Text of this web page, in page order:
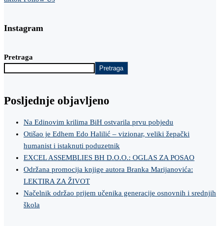
Instagram
Pretraga
Pretraga
Posljednje objavljeno
Na Edinovim krilima BiH ostvarila prvu pobjedu
Otišao je Edhem Edo Halilić – vizionar, veliki žepački
humanist i istaknuti poduzetnik
EXCEL ASSEMBLIES BH D.O.O.: OGLAS ZA POSAO
Održana promocija knjige autora Branka Marijanovića:
LEKTIRA ZA ŽIVOT
Načelnik održao prijem učenika generacije osnovnih i srednjih
škola